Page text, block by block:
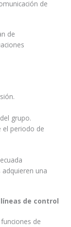
de
de
grupo.
el periodo de
una
de control
de